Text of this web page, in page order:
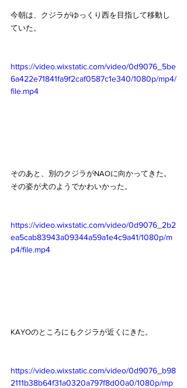
今朝は、クジラがゆっくり西を目指して移動し
ていた。
https://video.wixstatic.com/video/0d9076_5be
6a422e71841fa9f2caf0587c1e340/1080p/mp4/
file.mp4
そのあと、別のクジラがNAOに向かってきた。
その姿が犬のようでかわいかった。
https://video.wixstatic.com/video/0d9076_2b2
ea5cab83943a09344a59a1e4c9a41/1080p/m
p4/file.mp4
KAYOのところにもクジラが近くにきた。
https://video.wixstatic.com/video/0d9076_b98
2111b38b64f31a0320a797f8d00a0/1080p/mp